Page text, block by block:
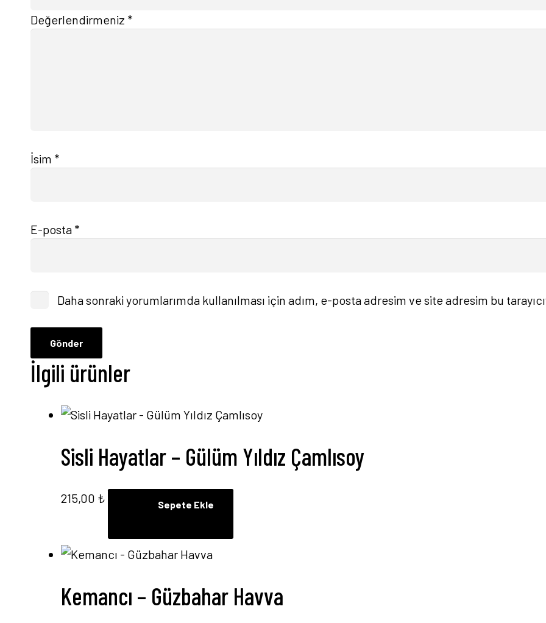
Değerlendirmeniz *
İsim *
E-posta *
Daha sonraki yorumlarımda kullanılması için adım, e-posta adresim ve site adresim bu
İlgili ürünler
Sisli Hayatlar – Gülüm Yıldız Çamlısoy
215,00 ₺ Sepete Ekle
Kemancı – Güzbahar Havva